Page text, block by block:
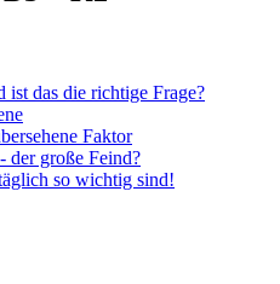
das die richtige Frage?
Faktor
der große Feind?
so wichtig sind!